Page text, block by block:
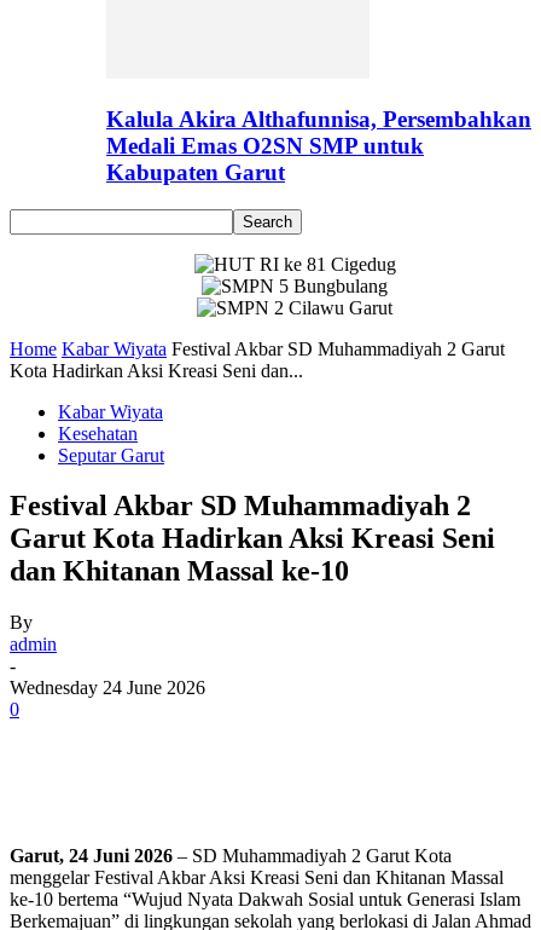
Kalula Akira Althafunnisa, Persembahkan
Medali Emas O2SN SMP untuk
Kabupaten Garut
Home Kabar Wiyata Festival Akbar SD Muhammadiyah 2 Garut
Kota Hadirkan Aksi Kreasi Seni dan...
Kabar Wiyata
Kesehatan
Seputar Garut
Festival Akbar SD Muhammadiyah 2
Garut Kota Hadirkan Aksi Kreasi Seni
dan Khitanan Massal ke-10
By
admin
-
Wednesday 24 June 2026
0
Garut, 24 Juni 2026 – SD Muhammadiyah 2 Garut Kota
menggelar Festival Akbar Aksi Kreasi Seni dan Khitanan Massal
ke-10 bertema “Wujud Nyata Dakwah Sosial untuk Generasi Islam
Berkemajuan” di lingkungan sekolah yang berlokasi di Jalan Ahmad